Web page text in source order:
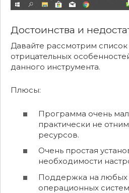
Достоинства и
Давайте рассмотрим
отрицательных
данного инструмента.
Плюсы:
Программа очень
практически не
ресурсов.
Очень простая
необходимости
Поддержка на любых
операционных